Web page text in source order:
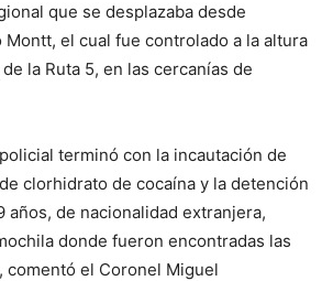
que se desplazaba desde
Montt, el cual fue controlado a la altura
la Ruta 5, en las cercanías de
terminó con la incautación de
clorhidrato de cocaína y la detención
años, de nacionalidad extranjera,
donde fueron encontradas las
comentó el Coronel Miguel